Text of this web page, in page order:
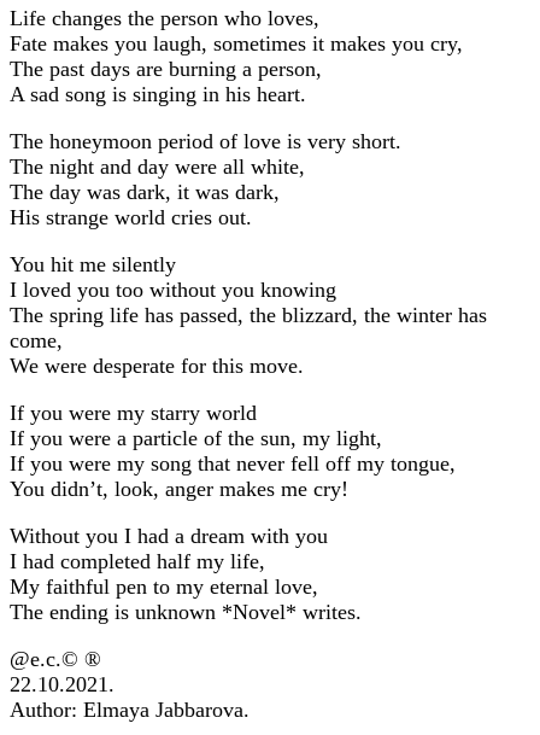
Life changes the person who loves,
Fate makes you laugh, sometimes it makes you cry,
The past days are burning a person,
A sad song is singing in his heart.
The honeymoon period of love is very short.
The night and day were all white,
The day was dark, it was dark,
His strange world cries out.
You hit me silently
I loved you too without you knowing
The spring life has passed, the blizzard, the winter has
come,
We were desperate for this move.
If you were my starry world
If you were a particle of the sun, my light,
If you were my song that never fell off my tongue,
You didn’t, look, anger makes me cry!
Without you I had a dream with you
I had completed half my life,
My faithful pen to my eternal love,
The ending is unknown *Novel* writes.
@e.c.© ®
22.10.2021.
Author: Elmaya Jabbarova.